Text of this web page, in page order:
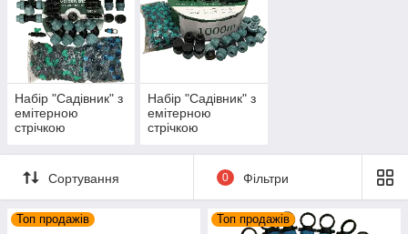
Набір "Садівник" з
емітерною
стрічкою
метрів і фітингами
в комплекті
Набір "Садівник" з
емітерною
стрічкою
метрів і фітингами
Сортування 0 Фільтри
Топ продажів Топ продажів